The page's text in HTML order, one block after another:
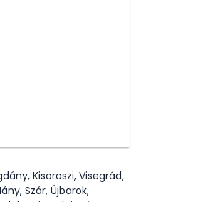
Kisoroszi, Visegrád,
Szár, Újbarok,